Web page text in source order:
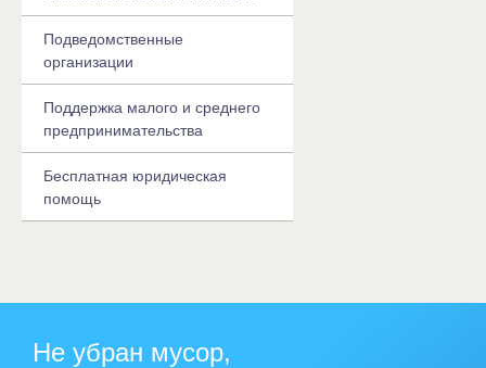
Подведомственные
организации
Поддержка малого и среднего
предпринимательства
Бесплатная юридическая
помощь
Не убран мусор,